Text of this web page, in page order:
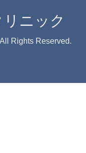
ニック
Rights Reserved.